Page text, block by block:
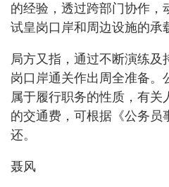
的经验，透过跨部门协作，
试皇岗口岸和周边设施的承
局方又指，通过不断演练及
岗口岸通关作出周全准备。
属于履行职务的性质，有关
的交通费，可根据《公务员
还。
聂风